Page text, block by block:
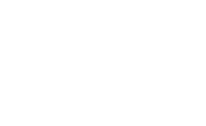
corps étranger ayant un poids
à vis sans fin. Le produit est